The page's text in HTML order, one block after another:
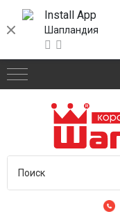
Install App
Шапландия